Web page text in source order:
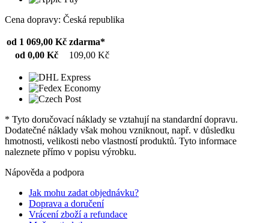
Cena dopravy: Česká republika
od 1 069,00 Kč zdarma*
od 0,00 Kč
109,00 Kč
* Tyto doručovací náklady se vztahují na standardní dopravu.
Dodatečné náklady však mohou vzniknout, např. v důsledku
hmotnosti, velikosti nebo vlastností produktů. Tyto informace
naleznete přímo v popisu výrobku.
Nápověda a podpora
Jak mohu zadat objednávku?
Doprava a doručení
Vrácení zboží a refundace